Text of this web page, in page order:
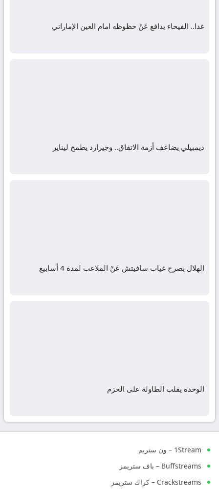
غدا.. الفيحاء يدافع عَنْ حظوظه امام العين الإماراتي
ديمبيلي يضاعف أزمة الاتفاق.. وجيرارد يطمح ليناير
الهلال يصرح غياب سافيتش عَنْ الملاعب لمدة 4 أسابيع
الوحدة يقلب الطاولة على الحزم
1Stream – ون ستريم
Buffstreams – باف ستريمز
Crackstreams – كراك ستريمز